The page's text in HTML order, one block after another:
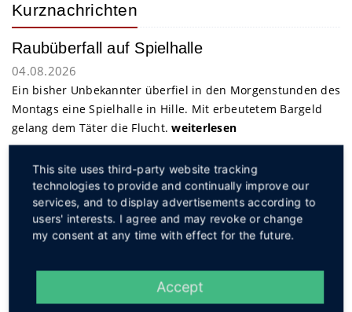
Kurznachrichten
Raubüberfall auf Spielhalle
04.08.2026
Ein bisher Unbekannter überfiel in den Morgenstunden des
Montags eine Spielhalle in Hille. Mit erbeutetem Bargeld
gelang dem Täter die Flucht.weiterlesen
Service
Social
This site uses third-party website tracking
technologies to provide and continually improve our
services, and to display advertisements according to
users' interests. I agree and may revoke or change
my consent at any time with effect for the future.
Accept